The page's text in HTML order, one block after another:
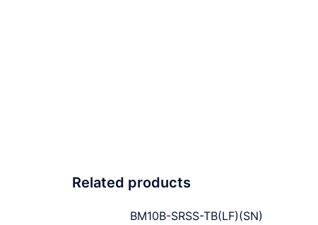
Related products
BM10B-SRSS-TB(LF)(SN)